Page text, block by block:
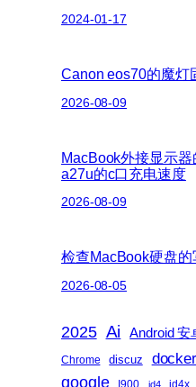
2024-01-17
Canon eos70的魔灯
2026-08-09
MacBook外接显示
a27u的c口充电速度
2026-08-09
检查MacBook硬盘的
2026-08-05
2025 Ai Android 安
Chrome discuz docker
google I900 id4 id4x